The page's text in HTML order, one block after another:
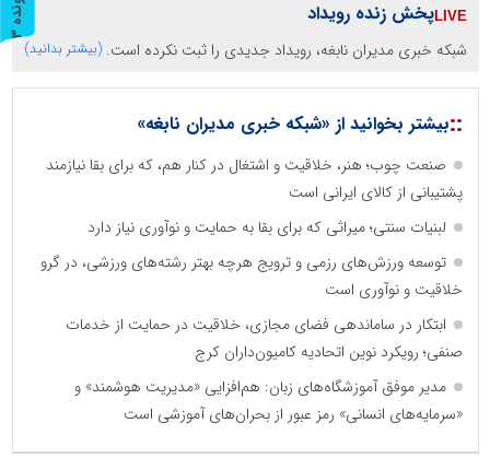
پخش زنده رویداد
شبکه خبری مدیران نابغه، رویداد جدیدی را ثبت نکرده است. (بیشتر بدانید)
::بیشتر بخوانید از «شبکه خبری مدیران نابغه»
صنعت چوب؛ هنر، خلاقیت و اشتغال در کنار هم، که برای بقا نیازمند
پشتیبانی از کالای ایرانی است
لبنیات سنتی؛ میراثی که برای بقا به حمایت و نوآوری نیاز دارد
توسعه ورزش‌های رزمی و ترویج هرچه بهتر رشته‌های ورزشی، در گرو
خلاقیت و نوآوری است
ابتکار در ساماندهی فضای مجازی، خلاقیت در حمایت از خدمات
صنفی؛ رویکرد نوین اتحادیه کامیون‌داران کرج
مدیر موفق آموزشگاه‌های زبان: هم‌افزایی «مدیریت هوشمند» و
«سرمایه‌های انسانی» رمز عبور از بحران‌های آموزشی است
پ
ر
و
ن
د
ه
3